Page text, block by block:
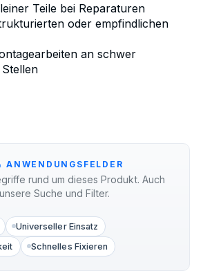
Teile bei Reparaturen
oder empfindlichen
an schwer
ANWENDUNGSFELDER
rund um dieses Produkt. Auch
Suche und Filter.
Universeller Einsatz
Schnelles Fixieren